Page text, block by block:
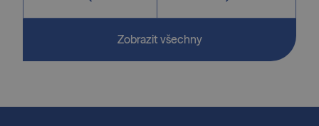
Zobrazit všechny